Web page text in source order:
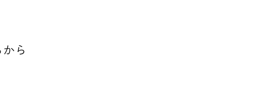
ら